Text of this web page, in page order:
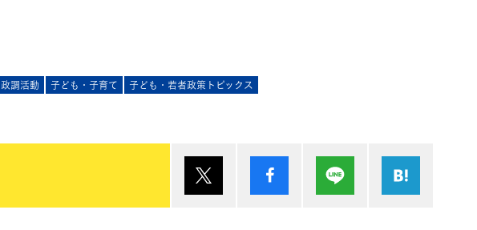
政調活動 子ども・子育て 子ども・若者政策トピックス
シェア Lineで送る